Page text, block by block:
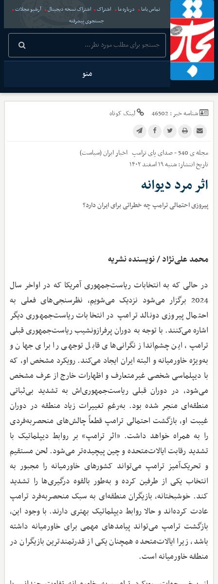
تماس باما درباره ما اشتراک اشتراک نسخه دیجیتال
آرشیو مجلات
جستجوی پیشرفته
منو
شناسه خبر : 46502 لینک کوتاه
مجله ی 540 - صدای پای ترامپ اخبارایران (سیاست)
تاریخ انتشار:شنبه ۱۹ اسفند ۱۴۰۲
اثر مرد دیوانه
پیروزی احتمالی ترامپ چه خطراتی برای ایران دارد؟
محمد علی‌نژاد / نویسنده نشریه
در حالی که به انتخابات ریاست‌جمهوری آمریکا که در اواخر سال
2024 برگزار می‌شود نزدیک می‌شویم، نظرسنجی‌های فعلی به
احتمال پیروزی دونالد ترامپ در انتخابات ریاست‌جمهوری دیگر
اشاره می‌کنند. با توجه به دوران پرفرازونشیب ریاست‌جمهوری قبلی
ترامپ، این چشم‌انداز نگرانی‌های قابل توجهی را برای جهان و
به‌ویژه خاورمیانه و البته ایران ایجاد می‌کند. رویکرد مشخص او، که
با دیپلماسی شخصی غیرمتعارف و اظهارات خارج از عرف مشخص
می‌شود، در دوران قبلی ریاست‌جمهوری‌اش به تشدید بی‌ثباتی
منطقه‌ای منجر شده بود. به‌رغم تغییرات زیاد منطقه در دوران
غیبت او، بازگشت احتمالی ترامپ قطعاً چالش‌های منحصربه‌فردی
را به همراه خواهد داشت. «اثر ترامپ» بر روابط دیپلماتیک با
تشدید رقابت ایالات‌متحده و چین پیچیده‌تر می‌شود. لحن مستقیم
و تحریک‌آمیز ترامپ می‌تواند کشورهای خاورمیانه را مجبور به
انتخاب یکی از طرفین کرده و به‌طور بالقوه درگیری‌ها را تشدید
کند. خوشبختانه، بازیگران منطقه‌ای به سبک منحصربه‌فرد ترامپ
عادت کرده‌اند و حالا روابط دیپلماتیک بهتری دارند. با وجود این،
بازگشت ترامپ می‌تواند پیامدهای مهمی برای خاورمیانه داشته
باشد، زیرا ایالات‌متحده همچنان یکی از قدرتمندترین بازیگران در
منطقه خاورمیانه است.